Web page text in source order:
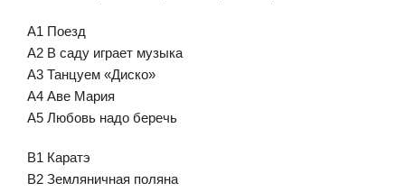
A1 Поезд
A2 В саду играет музыка
A3 Танцуем «Диско»
A4 Аве Мария
A5 Любовь надо беречь
B1 Каратэ
B2 Земляничная поляна